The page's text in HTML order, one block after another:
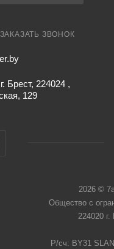
ЗАКАЗАТЬ ЗВОНОК
Брест, 224024 ,
129
2026 ©
Общество с
224020
Р/сч: BY31